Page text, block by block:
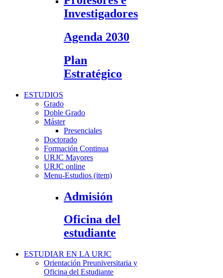
Investigadores
Agenda 2030
Plan
Estratégico
ESTUDIOS
Grado
Doble Grado
Máster
Presenciales
Doctorado
Formación Continua
URJC Mayores
URJC online
Menu-Estudios (item)
Admisión
Oficina del
estudiante
ESTUDIAR EN LA URJC
Orientación Preuniversitaria y
Oficina del Estudiante